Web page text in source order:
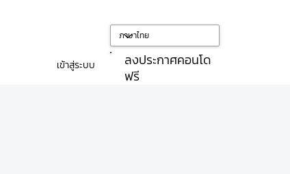
เข้าสู่ระบบ
ลงประกาศคอนโด
ฟรี